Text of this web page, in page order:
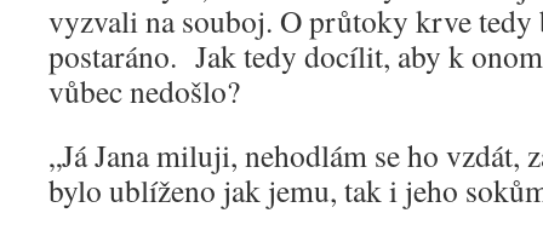
vyzvali na souboj. O průtoky krve tedy
postaráno. Jak tedy docílit, aby k
vůbec nedošlo?
„Já Jana miluji, nehodlám se ho vzdát,
bylo ublíženo jak jemu, tak i jeho